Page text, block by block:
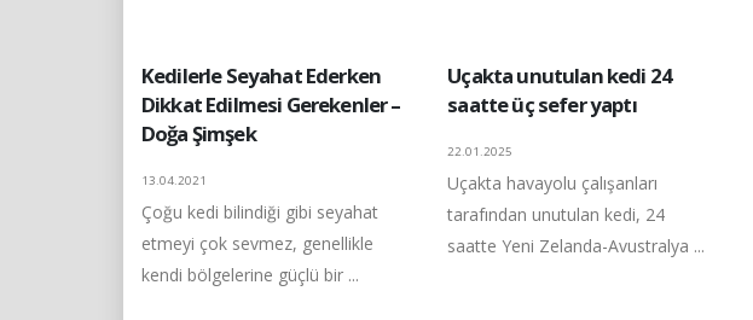
Kedilerle Seyahat Ederken
Dikkat Edilmesi Gerekenler –
Doğa Şimşek
13.04.2021
Çoğu kedi bilindiği gibi seyahat
etmeyi çok sevmez, genellikle
kendi bölgelerine güçlü bir ...
Uçakta unutulan kedi 24
saatte üç sefer yaptı
22.01.2025
Uçakta havayolu çalışanları
tarafından unutulan kedi, 24
saatte Yeni Zelanda-Avustralya ...